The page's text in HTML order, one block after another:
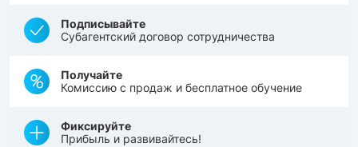
Подписывайте
Субагентский договор сотрудничества
Получайте
Комиссию с продаж и бесплатное обучение
Фиксируйте
Прибыль и развивайтесь!